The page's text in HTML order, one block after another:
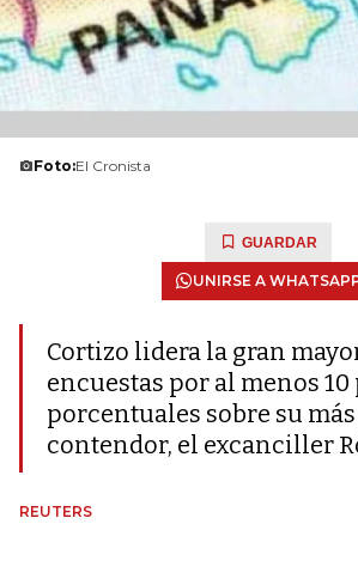
Foto:El Cronista
GUARDAR
UNIRSE A
Cortizo lidera la gran
encuestas por al menos
porcentuales sobre su
contendor, el excanciller
REUTERS